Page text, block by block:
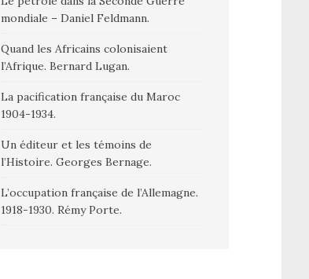
mondiale – Daniel Feldmann.
Quand les Africains colonisaient
l’Afrique. Bernard Lugan.
La pacification française du Maroc
1904-1934.
Un éditeur et les témoins de
l’Histoire. Georges Bernage.
L’occupation française de l’Allemagne.
1918-1930. Rémy Porte.